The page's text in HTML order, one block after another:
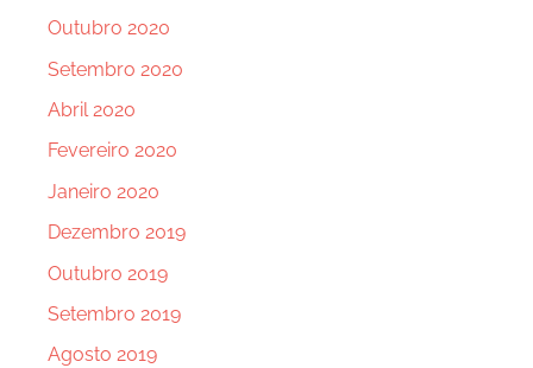
Outubro 2020
Setembro 2020
Abril 2020
Fevereiro 2020
Janeiro 2020
Dezembro 2019
Outubro 2019
Setembro 2019
Agosto 2019